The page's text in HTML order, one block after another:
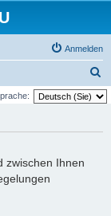
Anmelden
u
zwischen Ihnen